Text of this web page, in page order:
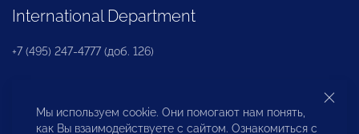
International Department
+7 (495) 247-4777 (доб. 126)
Business and Investment Rights Protection
Department
Мы используем cookie. Они помогают нам понять,
как Вы взаимодействуете с сайтом. Ознакомиться с